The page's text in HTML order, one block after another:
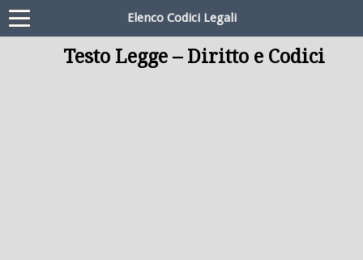
Elenco Codici Legali
Testo Legge – Diritto e Codici